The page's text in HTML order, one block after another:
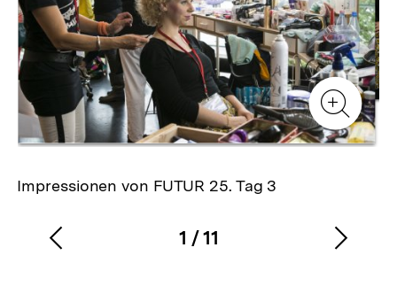
Zur
Zur
Zur
Galerieansicht
Impressionen von FUTUR 25. Tag 3
Karussellinhalt
1
von
/11
Vorherigen